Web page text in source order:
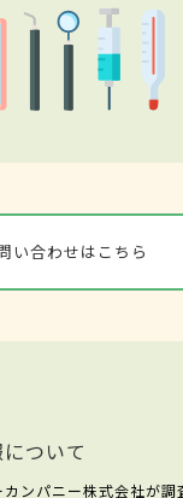
い合わせはこちら
ついて
ンパニー株式会社が調